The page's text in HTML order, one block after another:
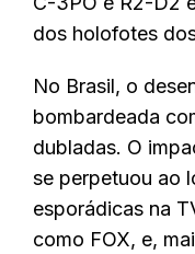
dos holofotes
No Brasil, o
bombardeada
dubladas. O
se perpetuou ao
esporádicas na
como FOX, e,